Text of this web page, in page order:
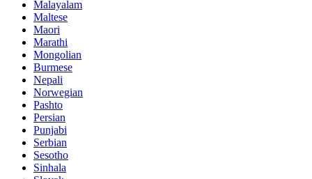
Malayalam
Maltese
Maori
Marathi
Mongolian
Burmese
Nepali
Norwegian
Pashto
Persian
Punjabi
Serbian
Sesotho
Sinhala